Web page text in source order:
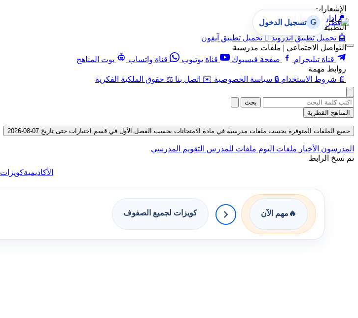
الإشعارات
🔔 إدارة الإشعارات
التطبيقات
🤖 تحميل تطبيق أندرويد  تحميل تطبيق آيفون
التواصل الاجتماعي | ملفات مدرسية
قناة تيليجرام
صفحة فيسبوك قناة يوتيوب قناة واتساب
بوت المناهج
روابط مهمة
📄 شروط الاستخدام 🔒 سياسة الخصوصية ✉️ اتصل بنا ⚖️ حقوق الملكية الفكرية
G تسجيل الدخول
بحث
المناهج القطرية
جميع الملفات المتوفرة بحسب ملفات مدرسية في مادة الامتحانات بحسب الفصل الأول في قسم اختبارات حتى تاريخ 07-08-2026
المدرسون الأخبار ملفات اليوم ملفات للمدرس التقويم المدرسي
تم نسخ الرابط
الأكاديميةكويزات
🔥 مهم الآن كويزات لجميع الصفوف